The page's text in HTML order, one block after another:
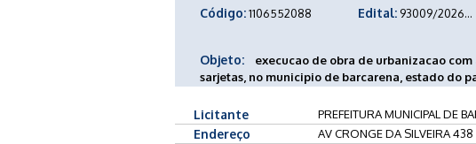
Código:1106552088 Edital: 93009/2026...
Objeto:
execucao de obra de urbanizacao
sarjetas, no municipio de barcarena, estado do
Licitante PREFEITURA MUNICIPAL DE
Endereço AV CRONGE DA SILVEIRA